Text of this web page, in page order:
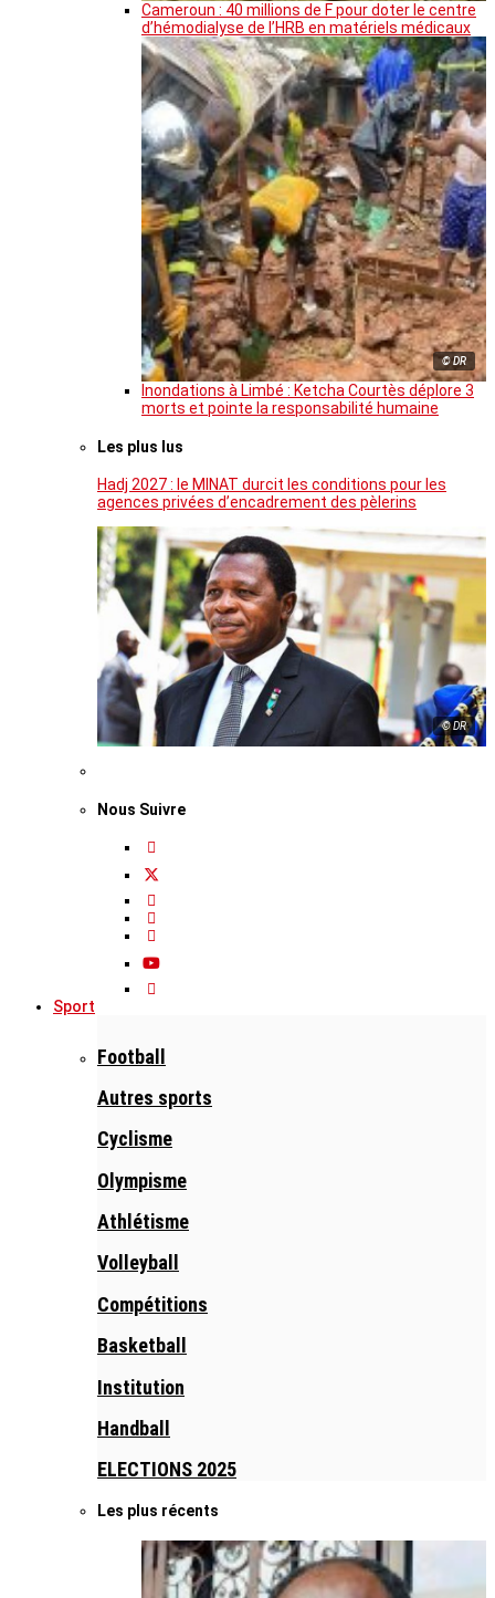
Cameroun : 40 millions de F pour doter le centre
d’hémodialyse de l’HRB en matériels médicaux
© DR
Inondations à Limbé : Ketcha Courtès déplore 3
morts et pointe la responsabilité humaine
Les plus lus
Hadj 2027 : le MINAT durcit les conditions pour les
agences privées d’encadrement des pèlerins
© DR
Nous Suivre
Sport
Football
Autres sports
Cyclisme
Olympisme
Athlétisme
Volleyball
Compétitions
Basketball
Institution
Handball
ELECTIONS 2025
Les plus récents